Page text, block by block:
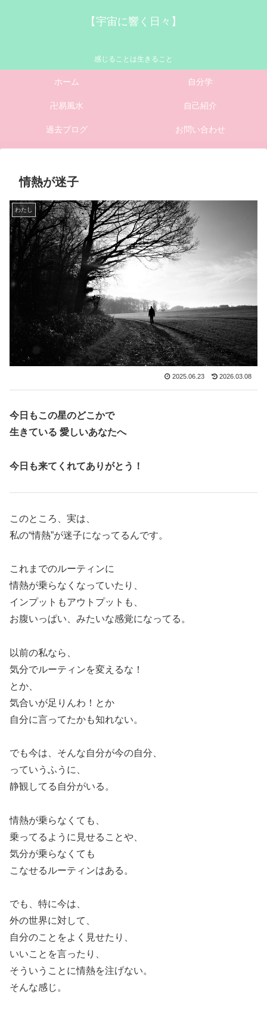
【宇宙に響く日々】
感じることは生きること
ホーム 自分学
卍易風水 自己紹介
過去ブログ お問い合わせ
情熱が迷子
わたし
2025.06.23 2026.03.08
今日もこの星のどこかで
生きている 愛しいあなたへ
今日も来てくれてありがとう！
このところ、実は、
私の“情熱”が迷子になってるんです。
これまでのルーティンに
情熱が乗らなくなっていたり、
インプットもアウトプットも、
お腹いっぱい、みたいな感覚になってる。
以前の私なら、
気分でルーティンを変えるな！
とか、
気合いが足りんわ！とか
自分に言ってたかも知れない。
でも今は、そんな自分が今の自分、
っていうふうに、
静観してる自分がいる。
情熱が乗らなくても、
乗ってるように見せることや、
気分が乗らなくても
こなせるルーティンはある。
でも、特に今は、
外の世界に対して、
自分のことをよく見せたり、
いいことを言ったり、
そういうことに情熱を注げない。
そんな感じ。